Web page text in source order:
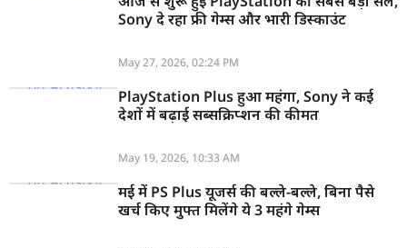
Sony दे रहा फ्री गेम्स और भारी डिस्काउंट
May 27, 2026, 02:24 PM
PlayStation Plus हुआ महंगा, Sony ने कई
देशों में बढ़ाई सब्सक्रिप्शन की कीमत
May 19, 2026, 10:33 AM
मई में PS Plus यूजर्स की बल्ले-बल्ले, बिना पैसे
खर्च किए मुफ्त मिलेंगे ये 3 महंगे गेम्स